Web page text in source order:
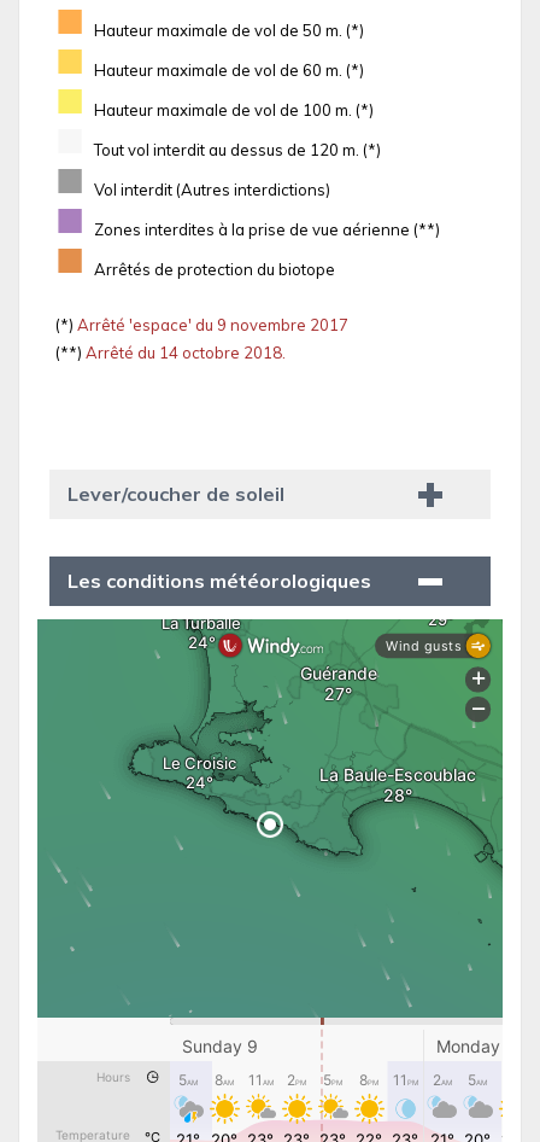
■ Hauteur maximale de vol de 50 m. (*)
■ Hauteur maximale de vol de 60 m. (*)
■ Hauteur maximale de vol de 100 m. (*)
Tout vol interdit au dessus de 120 m. (*)
■ Vol interdit (Autres interdictions)
■ Zones interdites à la prise de vue aérienne (**)
■ Arrêtés de protection du biotope
(*) Arrêté 'espace' du 9 novembre 2017
(**) Arrêté du 14 octobre 2018.
Lever/coucher de soleil
Les conditions météorologiques